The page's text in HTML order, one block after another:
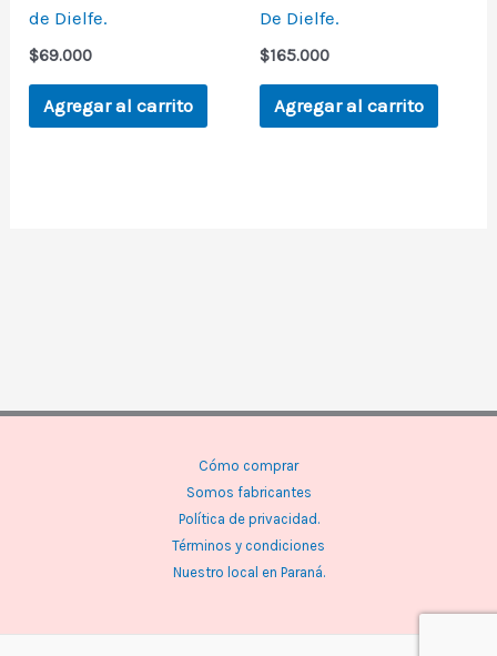
de Dielfe.
$69.000
Agregar al carrito
De Dielfe.
$165.000
Agregar al carrito
Cómo comprar
Somos fabricantes
Política de privacidad.
Términos y condiciones
Nuestro local en Paraná.